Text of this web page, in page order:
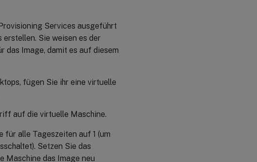
Services ausgeführt
erstellen. Sie weisen es der
das Image, damit es auf diesem
fügen Sie ihr eine virtuelle
auf die virtuelle Maschine.
für alle Tageszeiten auf 1 (um
Setzen Sie das
Maschine das Image neu